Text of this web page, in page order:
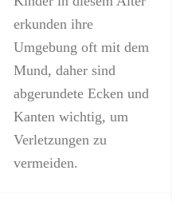
erkunden ihre
Umgebung oft mit dem
Mund, daher sind
abgerundete Ecken und
Kanten wichtig, um
Verletzungen zu
vermeiden.